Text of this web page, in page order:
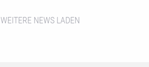
WEITERE NEWS LADEN